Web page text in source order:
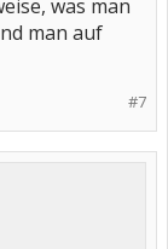
was man
man auf
#7